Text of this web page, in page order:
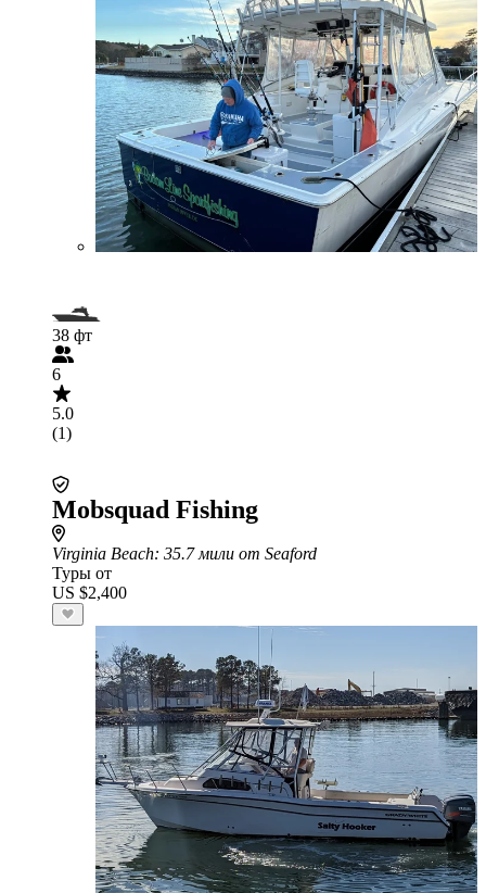
38 фт
6
5.0
(1)
Mobsquad Fishing
Virginia Beach: 35.7 мили от Seaford
Туры от
US $2,400